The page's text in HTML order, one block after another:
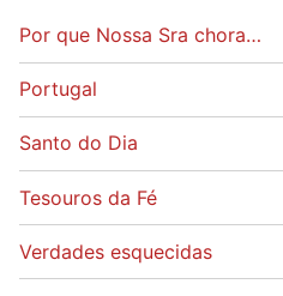
Por que Nossa Sra chora…
Portugal
Santo do Dia
Tesouros da Fé
Verdades esquecidas